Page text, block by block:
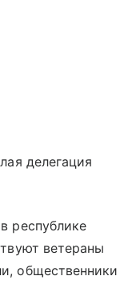
делегация
республике
ветераны
общественники